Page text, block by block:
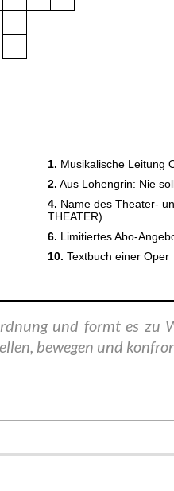
und formt es zu
bewegen und